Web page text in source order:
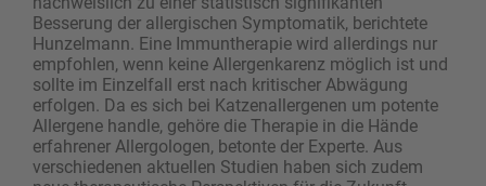
Besserung der allergischen Symptomatik, berichtete
Hunzelmann. Eine Immuntherapie wird allerdings nur
empfohlen, wenn keine Allergenkarenz möglich ist und
sollte im Einzelfall erst nach kritischer Abwägung
erfolgen. Da es sich bei Katzenallergenen um potente
Allergene handle, gehöre die Therapie in die Hände
erfahrener Allergologen, betonte der Experte. Aus
verschiedenen aktuellen Studien haben sich zudem